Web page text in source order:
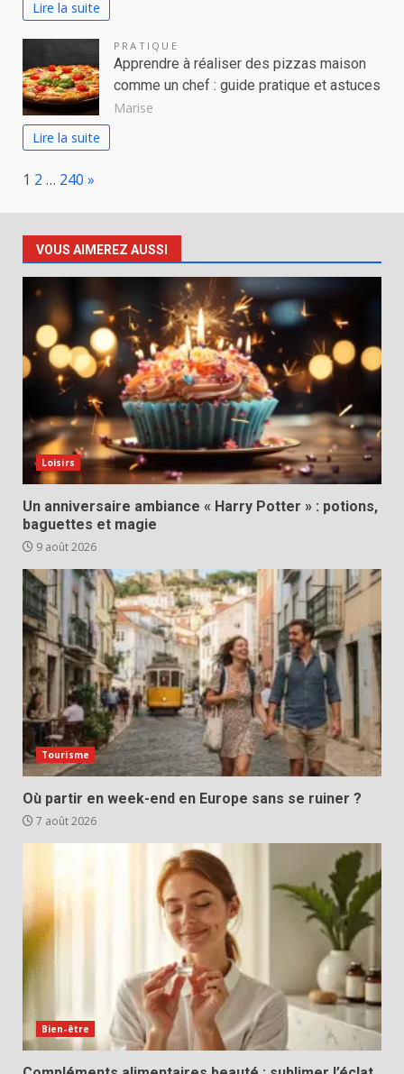
Lire la suite
PRATIQUE
Apprendre à réaliser des pizzas maison
comme un chef : guide pratique et astuces
Marise
Lire la suite
Page:
1 2 … 240 Next
»
VOUS AIMEREZ AUSSI
Loisirs
Un anniversaire ambiance « Harry Potter » : potions,
baguettes et magie
9 août 2026
Tourisme
Où partir en week-end en Europe sans se ruiner ?
7 août 2026
Bien-être